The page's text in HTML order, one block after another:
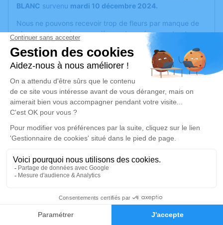
Faire-part Hommages
BLANC survenu mardi 10 décembre 2024.
Nous ne pouvons recevoir trop de fleurs par manque de
place, une pensée, une prière, votre présence et votre
soutien nous suffisent.
Joseph, Christophe, Laurence et Stéphanie
Je rends hommage
Cérémonie
jeudi 19 décembre 2024 à 14h30
bd Université
69500 Bron
Je rends hommage